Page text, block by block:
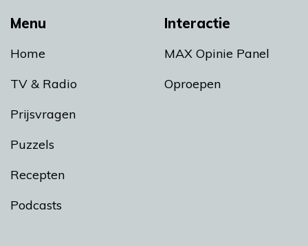
Menu
Home
TV & Radio
Prijsvragen
Puzzels
Recepten
Podcasts
Interactie
MAX Opinie Panel
Oproepen